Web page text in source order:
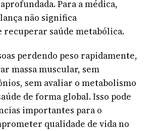
Para a médica,
não significa
recuperar saúde metabólica.
perdendo peso rapidamente,
massa muscular, sem
sem avaliar o metabolismo
de forma global. Isso pode
importantes para o
qualidade de vida no